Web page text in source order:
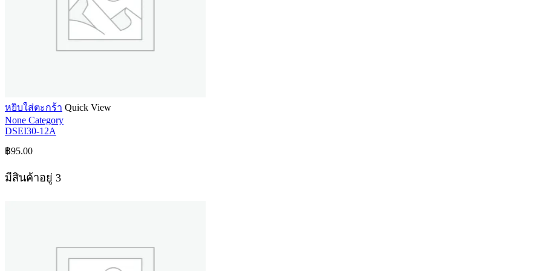
หยิบใส่ตะกร้า Quick View
None Category
DSEI30-12A
฿95.00
มีสินค้าอยู่ 3